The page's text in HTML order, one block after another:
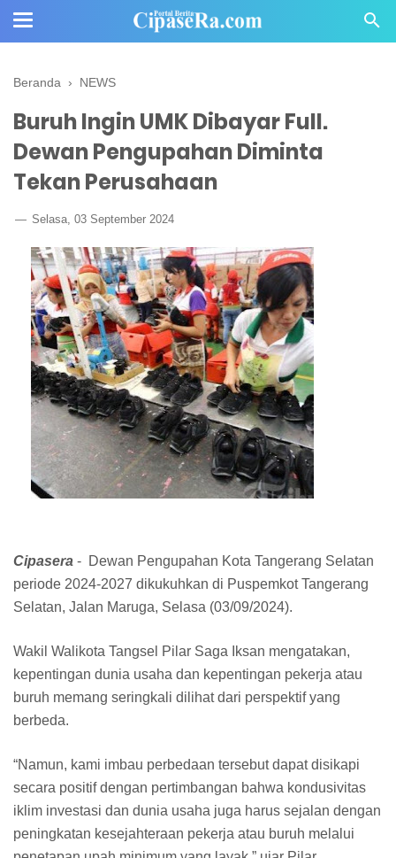
Beranda › NEWS
Buruh Ingin UMK Dibayar Full.
Dewan Pengupahan Diminta
Tekan Perusahaan
Selasa, 03 September 2024
Cipasera - Dewan Pengupahan Kota Tangerang Selatan
periode 2024-2027 dikukuhkan di Puspemkot Tangerang
Selatan, Jalan Maruga, Selasa (03/09/2024).
Wakil Walikota Tangsel Pilar Saga Iksan mengatakan,
kepentingan dunia usaha dan kepentingan pekerja atau
buruh memang seringkali dilihat dari perspektif yang
berbeda.
“Namun, kami imbau perbedaan tersebut dapat disikapi
secara positif dengan pertimbangan bahwa kondusivitas
iklim investasi dan dunia usaha juga harus sejalan dengan
peningkatan kesejahteraan pekerja atau buruh melalui